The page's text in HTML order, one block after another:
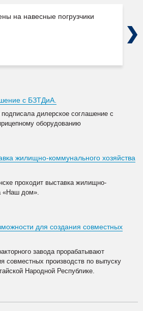
на навесные погрузчики
Next
с БЗТДиА.
дилерское соглашение с
оборудованию
жилищно-коммунального хозяйства
проходит выставка жилищно-
«Наш дом».
для создания совместных
завода прорабатывают
совместных производств по выпуску
Народной Республике.